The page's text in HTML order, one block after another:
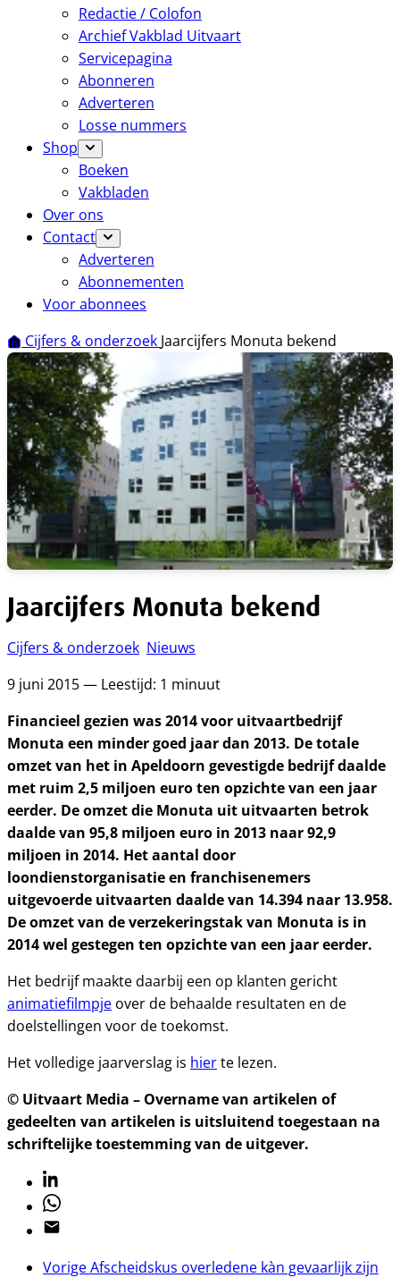
Redactie / Colofon
Archief Vakblad Uitvaart
Servicepagina
Abonneren
Adverteren
Losse nummers
Shop
Boeken
Vakbladen
Over ons
Contact
Adverteren
Abonnementen
Voor abonnees
Cijfers & onderzoek Jaarcijfers Monuta bekend
Jaarcijfers Monuta bekend
Cijfers & onderzoek Nieuws
9 juni 2015 — Leestijd: 1 minuut
Financieel gezien was 2014 voor uitvaartbedrijf
Monuta een minder goed jaar dan 2013. De totale
omzet van het in Apeldoorn gevestigde bedrijf daalde
met ruim 2,5 miljoen euro ten opzichte van een jaar
eerder. De omzet die Monuta uit uitvaarten betrok
daalde van 95,8 miljoen euro in 2013 naar 92,9
miljoen in 2014. Het aantal door
loondienstorganisatie en franchisenemers
uitgevoerde uitvaarten daalde van 14.394 naar 13.958.
De omzet van de verzekeringstak van Monuta is in
2014 wel gestegen ten opzichte van een jaar eerder.
Het bedrijf maakte daarbij een op klanten gericht
animatiefilmpje over de behaalde resultaten en de
doelstellingen voor de toekomst.
Het volledige jaarverslag is hierte lezen.
© Uitvaart Media – Overname van artikelen of
gedeelten van artikelen is uitsluitend toegestaan na
schriftelijke toestemming van de uitgever.
Linkedin
Whatsapp
Email
VorigeAfscheidskus overledene kàn gevaarlijk zijn